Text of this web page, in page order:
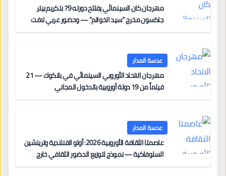
مهرجان كان السينمائي يفتتح دورته 79 بتكريم بيتر
جاكسون مخرج “سيد الخواتم” — وحضور عربي لافت
عدسة المدار
مهرجان الاتحاد الأوروبي السينمائي في بانكوك — 21
فيلماً من 19 دولة أوروبية بالدخول المجاني
عدسة المدار
عاصمتا الثقافة الأوروبية 2026: أولو الفنلندية وترينشين
السلوفاكية — نموذج لتوزيع الحضور الثقافي خارج